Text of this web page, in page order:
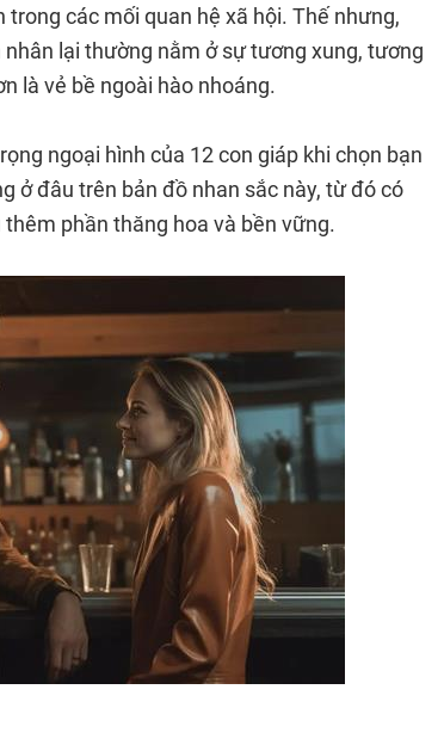
các mối quan hệ xã hội. Thế nhưng,
lại thường nằm ở sự tương xung, tương
là vẻ bề ngoài hào nhoáng.
ngoại hình của 12 con giáp khi chọn bạn
ở đâu trên bản đồ nhan sắc này, từ đó có
phần thăng hoa và bền vững.